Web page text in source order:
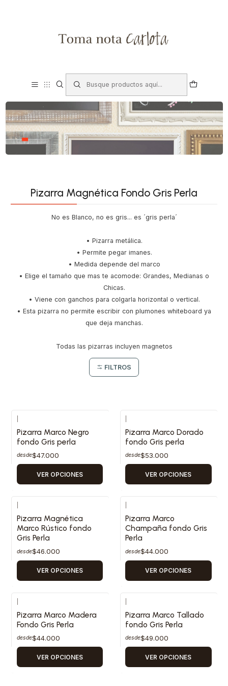
Pizarra Magnética Fondo Gris Perla
No es Blanco, no es gris... es ´gris perla´
•​ Pizarra metálica.
•​ Permite pegar imanes.
•​ Medida depende del marco
•​ Elige el tamaño que mas te acomode: Grandes, Medianas o
Chicas.
•​ Viene con ganchos para colgarla horizontal o vertical.
•​ Esta pizarra no permite escribir con plumones whiteboard ya
que deja manchas.
Todas las pizarras incluyen magnetos
FILTROS
Pizarra Marco Negro
fondo Gris perla
desde$47.000
VER OPCIONES
Pizarra Marco Dorado
fondo Gris perla
desde$53.000
VER OPCIONES
Pizarra Magnética
Marco Rústico fondo
Gris Perla
desde$46.000
VER OPCIONES
Pizarra Marco
Champaña fondo Gris
Perla
desde$44.000
VER OPCIONES
Pizarra Marco Madera
Fondo Gris Perla
desde$44.000
VER OPCIONES
Pizarra Marco Tallado
fondo Gris Perla
desde$49.000
VER OPCIONES